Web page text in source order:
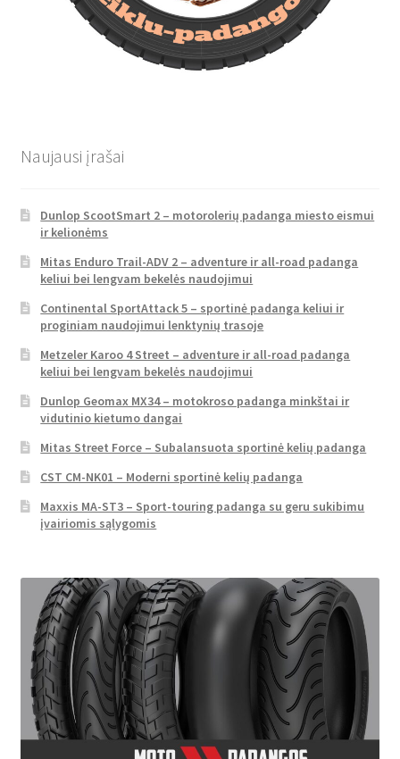
Naujausi įrašai
Dunlop ScootSmart 2 – motorolerių padanga miesto eismui
ir kelionėms
Mitas Enduro Trail-ADV 2 – adventure ir all-road padanga
keliui bei lengvam bekelės naudojimui
Continental SportAttack 5 – sportinė padanga keliui ir
proginiam naudojimui lenktynių trasoje
Metzeler Karoo 4 Street – adventure ir all-road padanga
keliui bei lengvam bekelės naudojimui
Dunlop Geomax MX34 – motokroso padanga minkštai ir
vidutinio kietumo dangai
Mitas Street Force – Subalansuota sportinė kelių padanga
CST CM-NK01 – Moderni sportinė kelių padanga
Maxxis MA-ST3 – Sport-touring padanga su geru sukibimu
įvairiomis sąlygomis